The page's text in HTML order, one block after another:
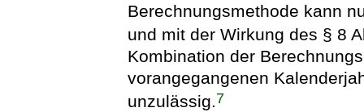
Berechnungsmethode kann
und mit der Wirkung des § 8
Kombination der
vorangegangenen
unzulässig.7